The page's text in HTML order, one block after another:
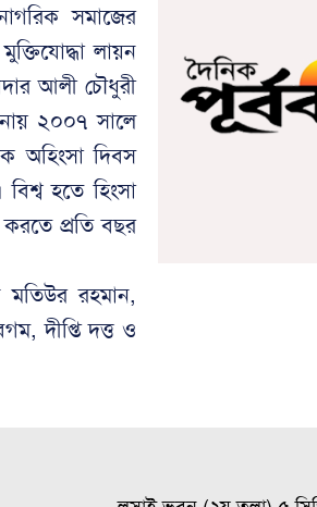
সমাজের
লায়ন
আলী চৌধুরী
২০০৭ সালে
অহিংসা দিবস
হতে হিংসা
করতে প্রতি বছর
মতিউর রহমান,
দীপ্তি দত্ত ও